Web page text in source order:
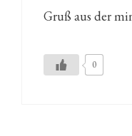
Gruß aus der
0